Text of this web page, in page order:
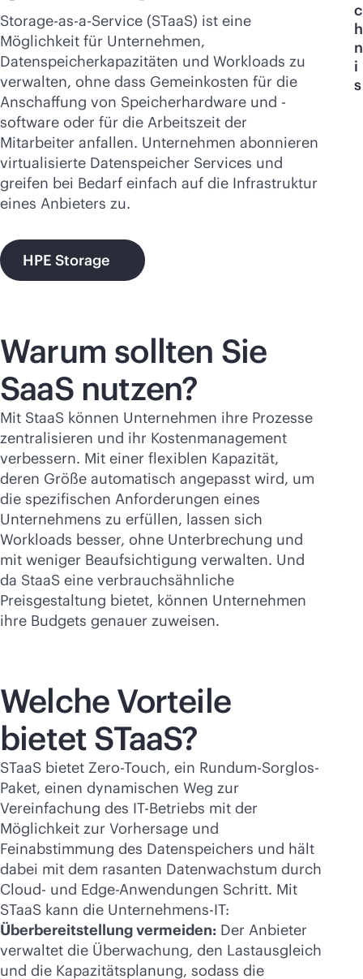
Storage-as-a-Service (STaaS) ist eine
Möglichkeit für Unternehmen,
Datenspeicherkapazitäten und Workloads zu
verwalten, ohne dass Gemeinkosten für die
Anschaffung von Speicherhardware und -
software oder für die Arbeitszeit der
Mitarbeiter anfallen. Unternehmen abonnieren
virtualisierte Datenspeicher Services und
greifen bei Bedarf einfach auf die Infrastruktur
eines Anbieters zu.
HPE Storage
c
h
n
i
s
Warum sollten Sie
SaaS nutzen?
Mit StaaS können Unternehmen ihre Prozesse
zentralisieren und ihr Kostenmanagement
verbessern. Mit einer flexiblen Kapazität,
deren Größe automatisch angepasst wird, um
die spezifischen Anforderungen eines
Unternehmens zu erfüllen, lassen sich
Workloads besser, ohne Unterbrechung und
mit weniger Beaufsichtigung verwalten. Und
da StaaS eine verbrauchsähnliche
Preisgestaltung bietet, können Unternehmen
ihre Budgets genauer zuweisen.
Welche Vorteile
bietet STaaS?
STaaS bietet Zero-Touch, ein Rundum-Sorglos-
Paket, einen dynamischen Weg zur
Vereinfachung des IT-Betriebs mit der
Möglichkeit zur Vorhersage und
Feinabstimmung des Datenspeichers und hält
dabei mit dem rasanten Datenwachstum durch
Cloud- und Edge-Anwendungen Schritt. Mit
STaaS kann die Unternehmens-IT:
Überbereitstellung vermeiden: Der Anbieter
verwaltet die Überwachung, den Lastausgleich
und die Kapazitätsplanung, sodass die